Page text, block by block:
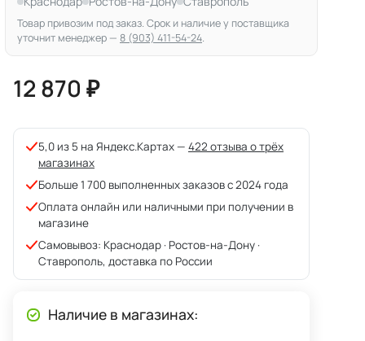
Товар привозим под заказ. Срок и наличие у поставщика
уточнит менеджер — 8 (903) 411-54-24.
12 870 ₽
5,0 из 5 на Яндекс.Картах — 422 отзыва о трёх
магазинах
Больше 1 700 выполненных заказов с 2024 года
Оплата онлайн или наличными при получении в
магазине
Самовывоз: Краснодар · Ростов-на-Дону ·
Ставрополь, доставка по России
Наличие в магазинах: